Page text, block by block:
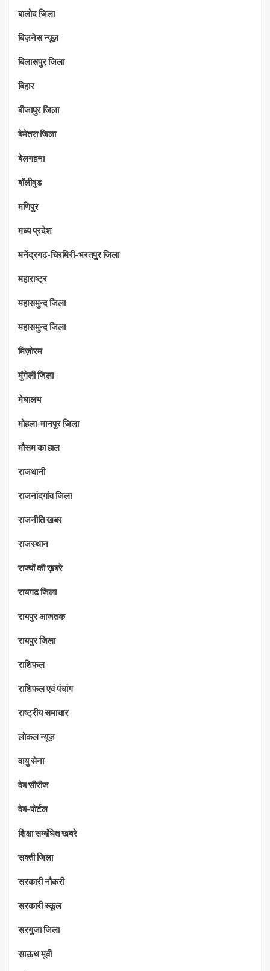
बालोद जिला
बिज़नेस न्यूज़
बिलासपुर जिला
बिहार
बीजापुर जिला
बेमेतरा जिला
बेलगहना
बॉलीवुड
मणिपुर
मध्‍य प्रदेश
मनेंद्रगढ-चिरमिरी-भरतपुर जिला
महाराष्‍ट्र
महासमुन्द जिला
महासमुन्द जिला
मिज़ोरम
मुंगेली जिला
मेघालय
मोहला-मानपुर जिला
मौसम का हाल
राजधानी
राजनांदगांव जिला
राजनीति खबर
राजस्थान
राज्यों की ख़बरे
रायगढ जिला
रायपुर आजतक
रायपुर जिला
राशिफल
राशिफल एवं पंचांग
राष्ट्रीय समाचार
लोकल न्यूज़
वायु सेना
वेब सीरीज
वेब-पोर्टल
शिक्षा सम्बंधित खबरे
सक्ती जिला
सरकारी नौकरी
सरकारी स्कूल
सरगुजा जिला
साऊथ मूवी